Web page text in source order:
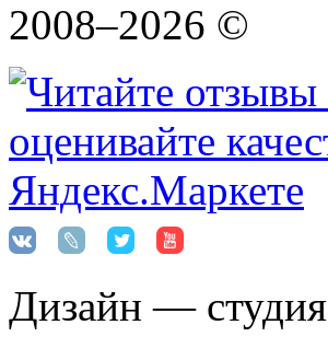
2008–2026 ©
Дизайн — студия